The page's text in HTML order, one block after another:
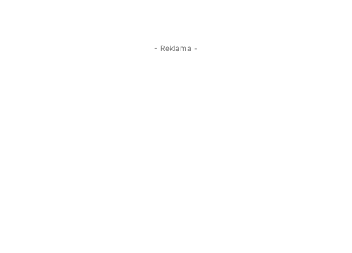
- Reklama -